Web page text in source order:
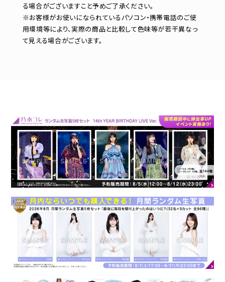
る場合がございますこと予めご了承ください。
※お客様がお使いになられているパソコン・携帯電話のご使
用環境等により、実際の商品と比較して色味等が若干異なっ
て見える場合がございます。